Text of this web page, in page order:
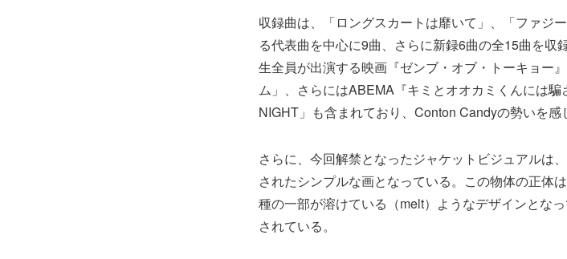
収録曲は、「ロングスカートは靡いて」、「ファジ
る代表曲を中心に9曲、さらに新録6曲の全15曲を収
生全員が出演する映画『ゼンブ・オブ・トーキョー
ム」、さらにはABEMA『キミとオオカミくんには
NIGHT」も含まれており、Conton Candyの勢いを感
さらに、今回解禁となったジャケットビジュアルは
されたシンプルな画となっている。この物体の正体
種の一部が溶けている（melt）ようなデザインとな
されている。